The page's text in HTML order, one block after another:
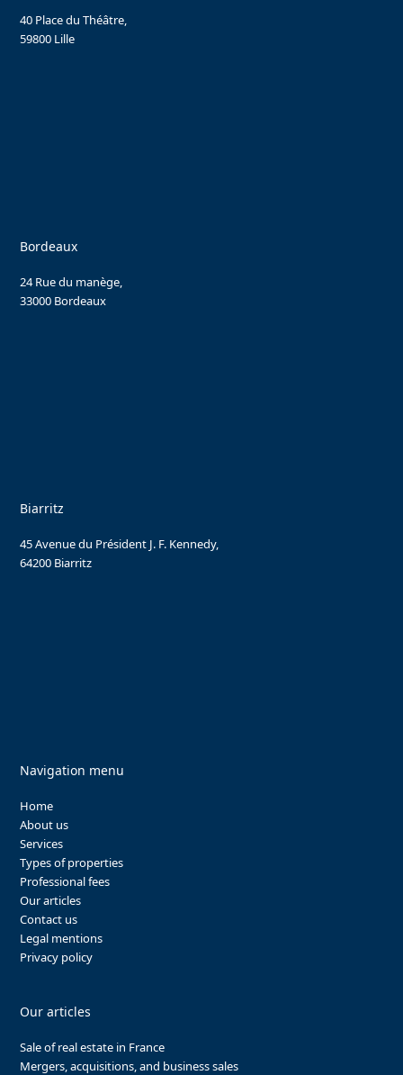
40 Place du Théâtre,
59800 Lille
Bordeaux
24 Rue du manège,
33000 Bordeaux
Biarritz
45 Avenue du Président J. F. Kennedy,
64200 Biarritz
Navigation menu
Home
About us
Services
Types of properties
Professional fees
Our articles
Contact us
Legal mentions
Privacy policy
Our articles
Sale of real estate in France
Mergers, acquisitions, and business sales